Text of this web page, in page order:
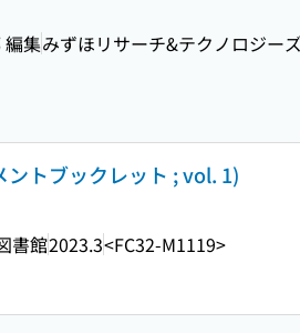
編集みずほリサーチ&テクノロジー
トブックレット ; vol. 1)
書館2023.3<FC32-M1119>